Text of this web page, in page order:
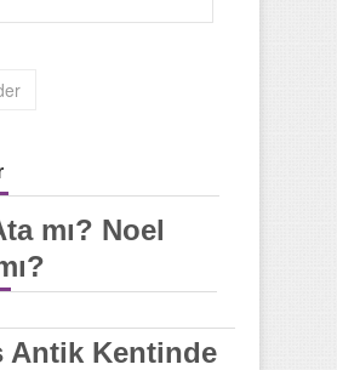
mı? Noel
Antik Kentinde